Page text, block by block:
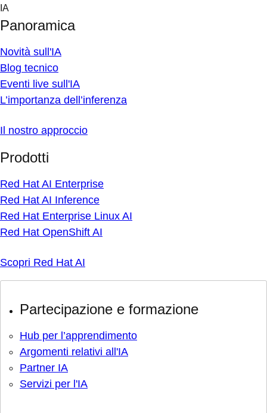
Skip
content
IA
Panoramica
Novità sull'IA
Blog tecnico
Eventi live sull'IA
L’importanza dell’inferenza
Il nostro approccio
Prodotti
Red Hat AI Enterprise
Red Hat AI Inference
Red Hat Enterprise Linux AI
Red Hat OpenShift AI
Scopri Red Hat AI
Partecipazione e formazione
Hub per l’apprendimento
Argomenti relativi all'IA
Partner IA
Servizi per l'IA